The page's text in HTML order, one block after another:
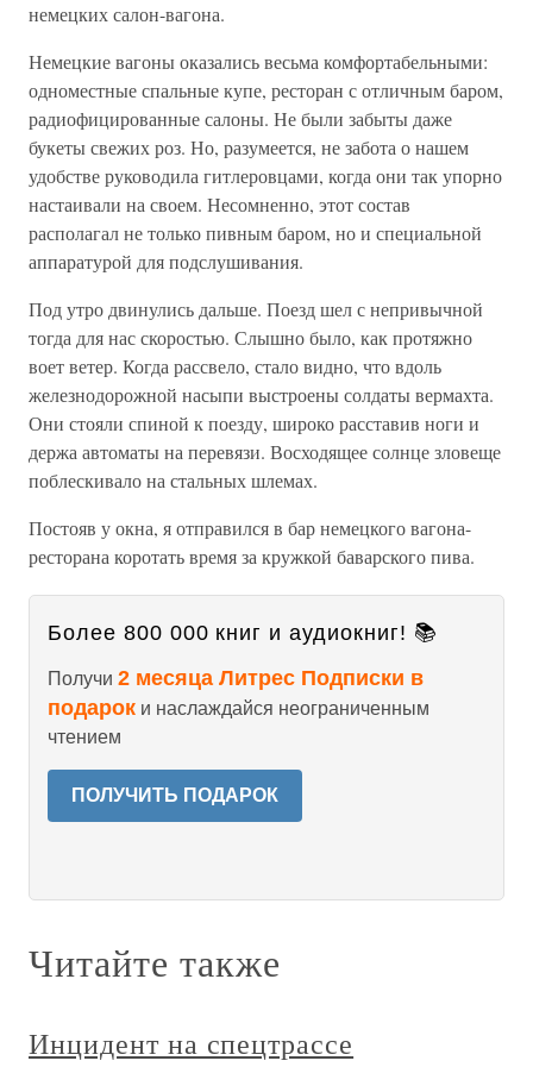
немецких салон-вагона.
Немецкие вагоны оказались весьма комфортабельными:
одноместные спальные купе, ресторан с отличным баром,
радиофицированные салоны. Не были забыты даже
букеты свежих роз. Но, разумеется, не забота о нашем
удобстве руководила гитлеровцами, когда они так упорно
настаивали на своем. Несомненно, этот состав
располагал не только пивным баром, но и специальной
аппаратурой для подслушивания.
Под утро двинулись дальше. Поезд шел с непривычной
тогда для нас скоростью. Слышно было, как протяжно
воет ветер. Когда рассвело, стало видно, что вдоль
железнодорожной насыпи выстроены солдаты вермахта.
Они стояли спиной к поезду, широко расставив ноги и
держа автоматы на перевязи. Восходящее солнце зловеще
поблескивало на стальных шлемах.
Постояв у окна, я отправился в бар немецкого вагона-
ресторана коротать время за кружкой баварского пива.
Более 800 000 книг и аудиокниг! 📚
Получи 2 месяца Литрес Подписки в
подарок и наслаждайся неограниченным
чтением
ПОЛУЧИТЬ ПОДАРОК
Читайте также
Инцидент на спецтрассе